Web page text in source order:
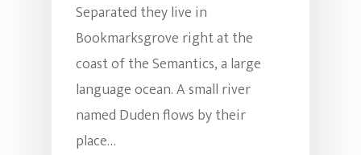
Separated they live in
Bookmarksgrove right at the
coast of the Semantics, a large
language ocean. A small river
named Duden flows by their
place…